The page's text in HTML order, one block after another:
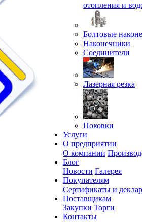
отопления и
Болтовые
Наконечники
Соединители
Лазерная резка
Поковки
Услуги
О предприятии
О компании
Блог
Новости Галерея
Покупателям
Сертификаты и
Поставщикам
Закупки Торги
Контакты